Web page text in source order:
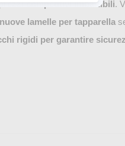
competitivi imbattibili.
nuove lamelle per tapparella
rigidi per garantire